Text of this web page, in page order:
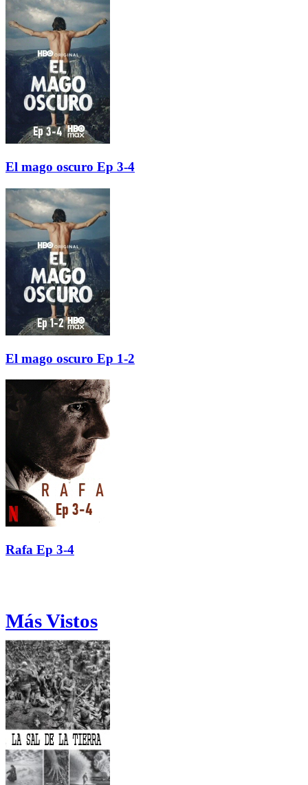
El mago oscuro Ep 3-4
El mago oscuro Ep 1-2
Rafa Ep 3-4
Más Vistos